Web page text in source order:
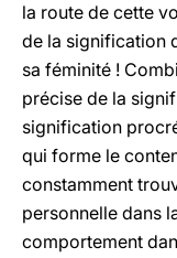
la route de cette
de la signification
sa féminité !
précise de la
signification
qui forme le
constamment
personnelle dans
comportement